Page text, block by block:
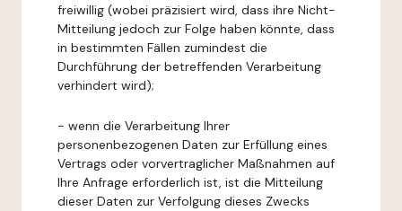
freiwillig (wobei präzisiert wird, dass ihre Nicht-
Mitteilung jedoch zur Folge haben könnte, dass
in bestimmten Fällen zumindest die
Durchführung der betreffenden Verarbeitung
verhindert wird);
- wenn die Verarbeitung Ihrer
personenbezogenen Daten zur Erfüllung eines
Vertrags oder vorvertraglicher Maßnahmen auf
Ihre Anfrage erforderlich ist, ist die Mitteilung
dieser Daten zur Verfolgung dieses Zwecks